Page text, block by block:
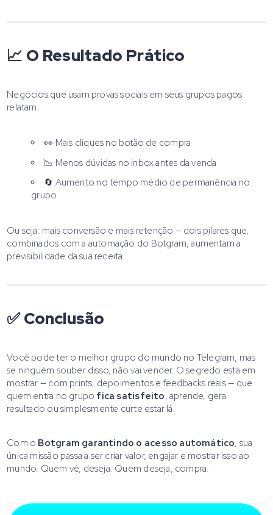
📈 O Resultado Prático
Negócios que usam provas sociais em seus grupos pagos
relatam:
👀 Mais cliques no botão de compra
📉 Menos dúvidas no inbox antes da venda
🔄 Aumento no tempo médio de permanência no
grupo
Ou seja: mais conversão e mais retenção — dois pilares que,
combinados com a automação do Botgram, aumentam a
previsibilidade da sua receita.
✅ Conclusão
Você pode ter o melhor grupo do mundo no Telegram, mas
se ninguém souber disso, não vai vender. O segredo está em
mostrar — com prints, depoimentos e feedbacks reais — que
quem entra no grupo fica satisfeito, aprende, gera
resultado ou simplesmente curte estar lá.
Com o Botgram garantindo o acesso automático, sua
única missão passa a ser criar valor, engajar e mostrar isso ao
mundo. Quem vê, deseja. Quem deseja, compra.